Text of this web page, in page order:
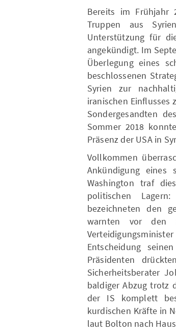
Bereits im Frühjahr
Truppen aus
Unterstützung für
angekündigt. Im
Überlegung eines
beschlossenen
Syrien zur
iranischen Einflusses
Sondergesandten
Sommer 2018
Präsenz der USA in
Vollkommen
Ankündigung eines
Washington traf
politischen
bezeichneten den
warnten vor den
Entscheidung
Präsidenten
Sicherheitsberater
baldiger Abzug trotz
der IS komplett
kurdischen Kräfte in
laut Bolton nach